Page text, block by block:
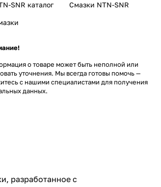
SNR каталог Смазки NTN-SNR
о товаре может быть неполной или
уточнения. Мы всегда готовы помочь —
с нашими специалистами для получения
данных.
разработанное с